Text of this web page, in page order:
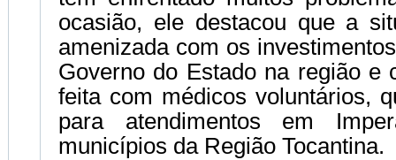
ocasião, ele destacou que a
amenizada com os
Governo do Estado na região e
feita com médicos voluntários,
para atendimentos em
municípios da Região Tocantina.